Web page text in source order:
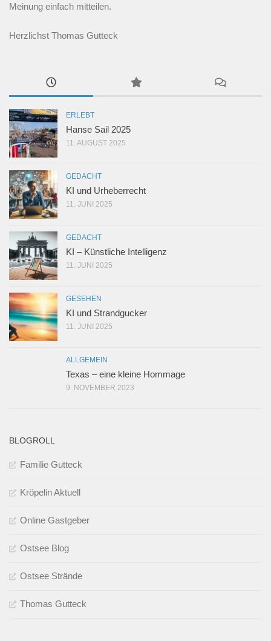
Meinung einfach mitteilen.
Herzlichst Thomas Gutteck
ERLEBT
Hanse Sail 2025
11. AUGUST 2025
GEDACHT
KI und Urheberrecht
11. JUNI 2025
GEDACHT
KI – Künstliche Intelligenz
11. JUNI 2025
GESEHEN
KI und Strandgucker
11. JUNI 2025
ALLGEMEIN
Texas – eine kleine Hommage
9. NOVEMBER 2023
BLOGROLL
Familie Gutteck
Kröpelin Aktuell
Online Gastgeber
Ostsee Blog
Ostsee Strände
Thomas Gutteck